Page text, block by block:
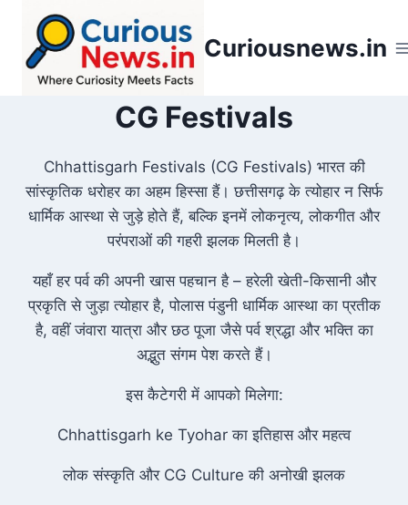
content
Curiousnews.in
CG Festivals
Chhattisgarh Festivals (CG Festivals) भारत की
सांस्कृतिक धरोहर का अहम हिस्सा हैं। छत्तीसगढ़ के त्योहार न सिर्फ
धार्मिक आस्था से जुड़े होते हैं, बल्कि इनमें लोकनृत्य, लोकगीत और
परंपराओं की गहरी झलक मिलती है।
यहाँ हर पर्व की अपनी खास पहचान है – हरेली खेती-किसानी और
प्रकृति से जुड़ा त्योहार है, पोलास पंडुनी धार्मिक आस्था का प्रतीक
है, वहीं जंवारा यात्रा और छठ पूजा जैसे पर्व श्रद्धा और भक्ति का
अद्भुत संगम पेश करते हैं।
इस कैटेगरी में आपको मिलेगा:
Chhattisgarh ke Tyohar का इतिहास और महत्व
लोक संस्कृति और CG Culture की अनोखी झलक